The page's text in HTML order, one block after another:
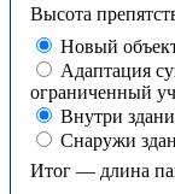
Высота
Новый
Адаптация
ограниченный
Внутри
Снаружи
Итог — длина